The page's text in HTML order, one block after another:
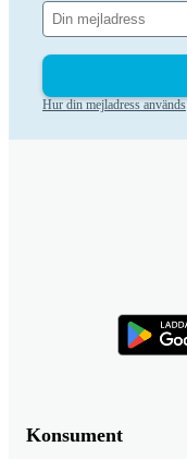
Hur din mejladress används
Konsument